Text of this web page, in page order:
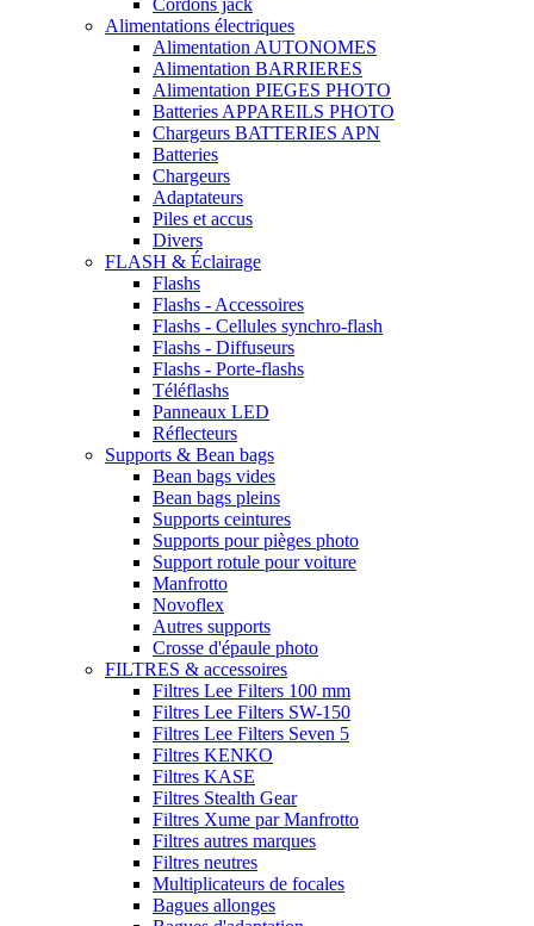
Cordons jack
Alimentations électriques
Alimentation AUTONOMES
Alimentation BARRIERES
Alimentation PIEGES PHOTO
Batteries APPAREILS PHOTO
Chargeurs BATTERIES APN
Batteries
Chargeurs
Adaptateurs
Piles et accus
Divers
FLASH & Éclairage
Flashs
Flashs - Accessoires
Flashs - Cellules synchro-flash
Flashs - Diffuseurs
Flashs - Porte-flashs
Téléflashs
Panneaux LED
Réflecteurs
Supports & Bean bags
Bean bags vides
Bean bags pleins
Supports ceintures
Supports pour pièges photo
Support rotule pour voiture
Manfrotto
Novoflex
Autres supports
Crosse d'épaule photo
FILTRES & accessoires
Filtres Lee Filters 100 mm
Filtres Lee Filters SW-150
Filtres Lee Filters Seven 5
Filtres KENKO
Filtres KASE
Filtres Stealth Gear
Filtres Xume par Manfrotto
Filtres autres marques
Filtres neutres
Multiplicateurs de focales
Bagues allonges